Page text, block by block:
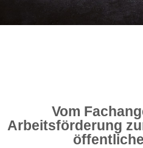
Vom
Arbeitsförderung